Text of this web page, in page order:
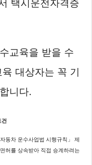
택시운전자격증
교육을 받을 수
대상자는 꼭 기
니다.
건
동차 운수사업법 시행규칙」 제
허를 상속받아 직접 승계하려는